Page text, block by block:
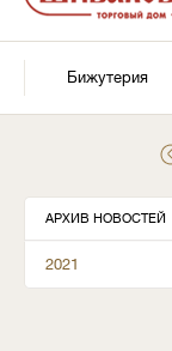
Бижутерия
АРХИВ НОВОСТЕЙ
2021